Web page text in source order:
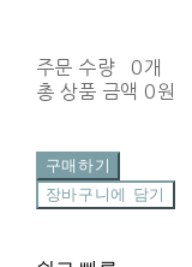
주문 수량
0개
총 상품 금액 0원
구매하기
장바구니에 담기